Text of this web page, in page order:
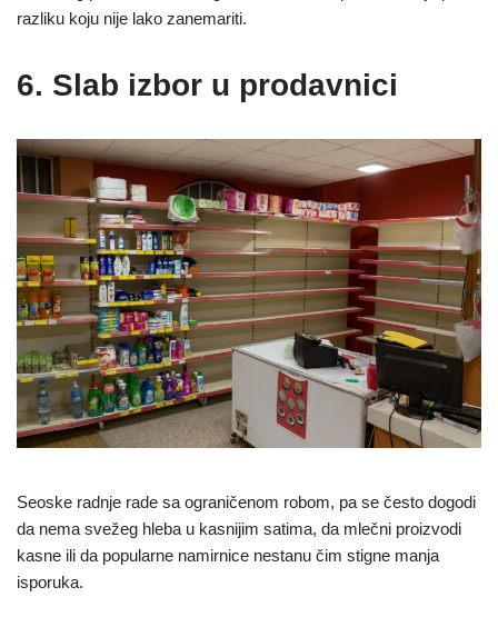
razliku koju nije lako zanemariti.
6. Slab izbor u prodavnici
Seoske radnje rade sa ograničenom robom, pa se često dogodi
da nema svežeg hleba u kasnijim satima, da mlečni proizvodi
kasne ili da popularne namirnice nestanu čim stigne manja
isporuka.